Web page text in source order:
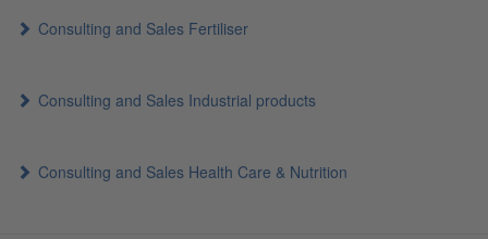
Consulting and Sales Fertiliser
Consulting and Sales Industrial products
Consulting and Sales Health Care & Nutrition